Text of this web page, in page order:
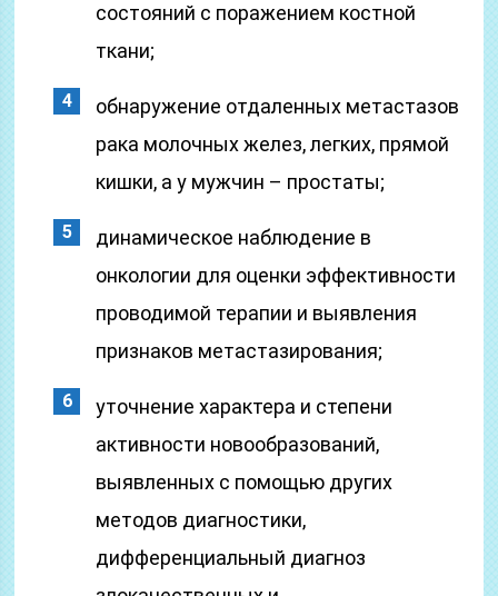
состояний с поражением костной
ткани;
обнаружение отдаленных метастазов
рака молочных желез, легких, прямой
кишки, а у мужчин – простаты;
динамическое наблюдение в
онкологии для оценки эффективности
проводимой терапии и выявления
признаков метастазирования;
уточнение характера и степени
активности новообразований,
выявленных с помощью других
методов диагностики,
дифференциальный диагноз